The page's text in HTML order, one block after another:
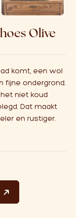
Olive
komt, een wol
fijne ondergrond.
niet koud
Dat maakt
en rustiger.